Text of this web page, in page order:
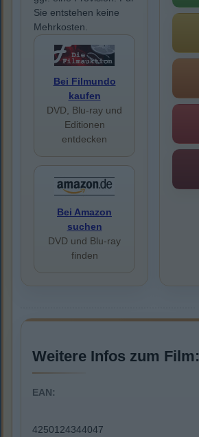
Sie entstehen keine
Mehrkosten.
Bei Filmundo
kaufen
DVD, Blu-ray und
Editionen
entdecken
Bei Amazon
suchen
DVD und Blu-ray
finden
Weitere Infos zum Film:
EAN:
4250124344047